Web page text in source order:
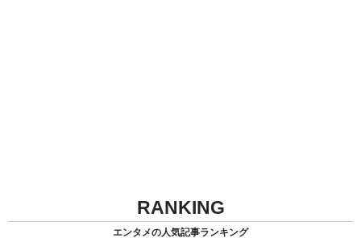
RANKING
エンタメの人気記事ランキング